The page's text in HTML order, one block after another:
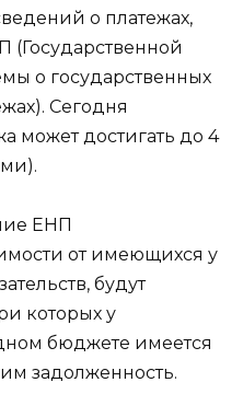
о платежах,
(Государственной
о государственных
Сегодня
может достигать до 4
ЕНП
от имеющихся у
будут
которых у
бюджете имеется
задолженность.